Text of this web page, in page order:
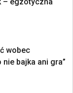
wobec
bajka ani gra”